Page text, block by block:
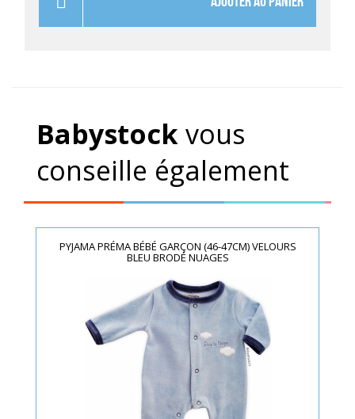
Babystockvous
conseille également
PYJAMA PRÉMA BÉBÉ GARÇON (46-47CM) VELOURS
BLEU BRODÉ NUAGES